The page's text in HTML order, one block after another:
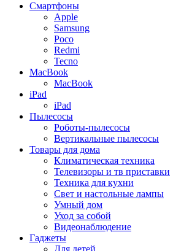
Смартфоны
Apple
Samsung
Poco
Redmi
Tecno
MacBook
MacBook
iPad
iPad
Пылесосы
Роботы-пылесосы
Вертикальные пылесосы
Товары для дома
Климатическая техника
Телевизоры и тв приставки
Техника для кухни
Свет и настольные лампы
Умный дом
Уход за собой
Видеонаблюдение
Гаджеты
Для детей